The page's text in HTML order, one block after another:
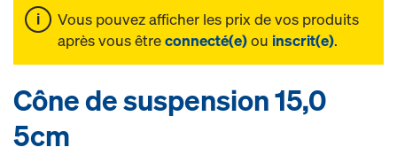
Vous pouvez afficher les prix de vos produits
après vous êtreconnecté(e)ou inscrit(e).
Cône de suspension 15,0
5cm